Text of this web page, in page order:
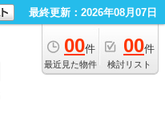
最終更新：2026年08月07日
00件
最近見た物件
00件
検討リスト